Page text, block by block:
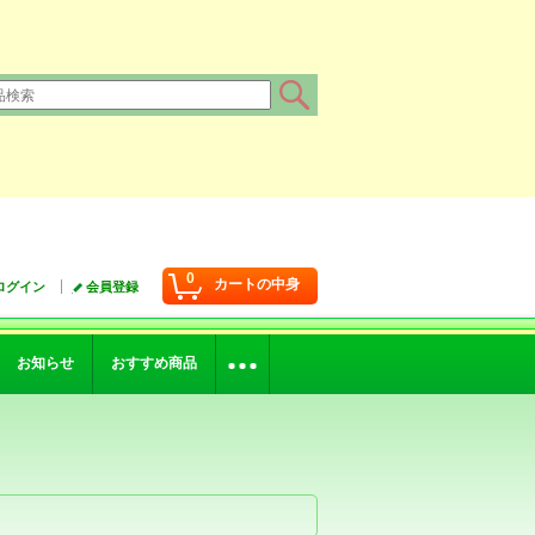
0 カートの中身
グイン 会員登録
お知らせ おすすめ商品